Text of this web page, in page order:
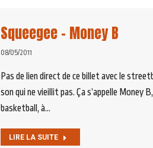
Squeegee – Money B
08/05/2011
Pas de lien direct de ce billet avec le
son qui ne vieillit pas. Ça s’appelle Money
basketball, à…
LIRE LA SUITE